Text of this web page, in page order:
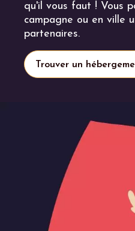
qu'il vous faut ! Vous
campagne ou en ville
partenaires.
Trouver un